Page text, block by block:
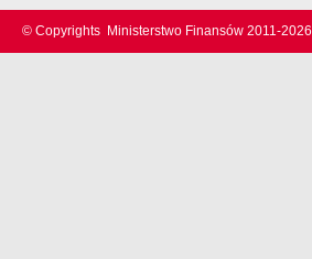
© Copyrights Ministerstwo Finansów 2011-2026